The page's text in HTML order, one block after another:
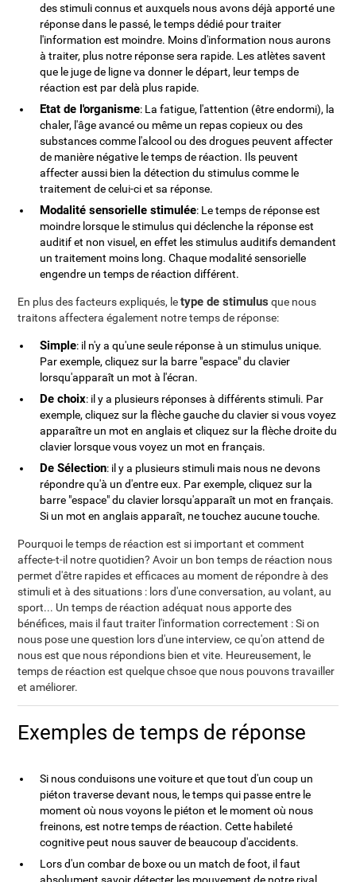
des stimuli connus et auxquels nous avons déjà apporté une
réponse dans le passé, le temps dédié pour traiter
l'information est moindre. Moins d'information nous aurons
à traiter, plus notre réponse sera rapide. Les atlètes savent
que le juge de ligne va donner le départ, leur temps de
réaction est par delà plus rapide.
Etat de l'organisme: La fatigue, l'attention (être endormi), la
chaler, l'âge avancé ou même un repas copieux ou des
substances comme l'alcool ou des drogues peuvent affecter
de manière négative le temps de réaction. Ils peuvent
affecter aussi bien la détection du stimulus comme le
traitement de celui-ci et sa réponse.
Modalité sensorielle stimulée: Le temps de réponse est
moindre lorsque le stimulus qui déclenche la réponse est
auditif et non visuel, en effet les stimulus auditifs demandent
un traitement moins long. Chaque modalité sensorielle
engendre un temps de réaction différent.
En plus des facteurs expliqués, letype de stimulus que nous
traitons affectera également notre temps de réponse:
Simple: il n'y a qu'une seule réponse à un stimulus unique.
Par exemple, cliquez sur la barre "espace" du clavier
lorsqu'apparaît un mot à l'écran.
De choix: il y a plusieurs réponses à différents stimuli. Par
exemple, cliquez sur la flèche gauche du clavier si vous voyez
apparaître un mot en anglais et cliquez sur la flèche droite du
clavier lorsque vous voyez un mot en français.
De Sélection: il y a plusieurs stimuli mais nous ne devons
répondre qu'à un d'entre eux. Par exemple, cliquez sur la
barre "espace" du clavier lorsqu'apparaît un mot en français.
Si un mot en anglais apparaît, ne touchez aucune touche.
Pourquoi le temps de réaction est si important et comment
affecte-t-il notre quotidien? Avoir un bon temps de réaction nous
permet d'être rapides et efficaces au moment de répondre à des
stimuli et à des situations : lors d'une conversation, au volant, au
sport... Un temps de réaction adéquat nous apporte des
bénéfices, mais il faut traiter l'information correctement : Si on
nous pose une question lors d'une interview, ce qu'on attend de
nous est que nous répondions bien et vite. Heureusement, le
temps de réaction est quelque chsoe que nous pouvons travailler
et améliorer.
Exemples de temps de réponse
Si nous conduisons une voiture et que tout d'un coup un
piéton traverse devant nous, le temps qui passe entre le
moment où nous voyons le piéton et le moment où nous
freinons, est notre temps de réaction. Cette habileté
cognitive peut nous sauver de beaucoup d'accidents.
Lors d'un combar de boxe ou un match de foot, il faut